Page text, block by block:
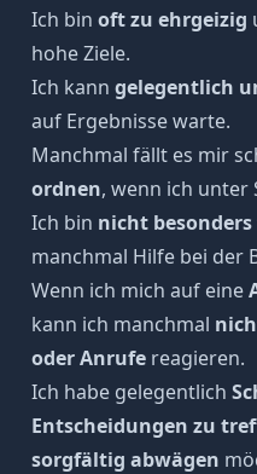
Ich bin oft zu ehrgeizig
hohe Ziele.
Ich kann gelegentlich
auf Ergebnisse warte.
Manchmal fällt es mir
ordnen, wenn ich unter
Ich bin nicht
manchmal Hilfe bei der
Wenn ich mich auf eine
kann ich manchmal
oder Anrufereagieren.
Ich habe gelegentlich
Entscheidungen zu
sorgfältig abwägen